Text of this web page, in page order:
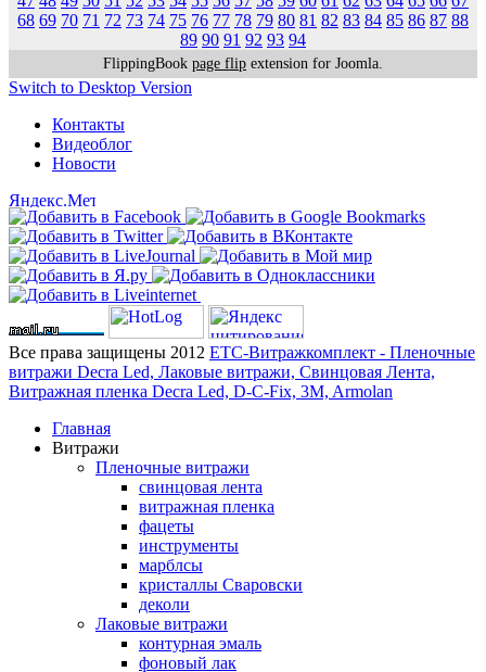
68 69 70 71 72 73 74 75 76 77 78 79 80 81 82 83 84 85 86 87 88
89 90 91 92 93 94
FlippingBook page flip extension for Joomla.
Switch to Desktop Version
Контакты
Видеоблог
Новости
Все права защищены 2012 ЕТС-Витражкомплект - Пленочные
витражи Decra Led, Лаковые витражи, Свинцовая Лента,
Витражная пленка Decra Led, D-C-Fix, 3M, Armolan
Главная
Витражи
Пленочные витражи
свинцовая лента
витражная пленка
фацеты
инструменты
марблсы
кристаллы Сваровски
деколи
Лаковые витражи
контурная эмаль
фоновый лак